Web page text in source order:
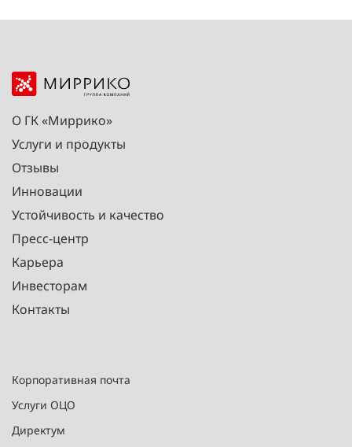
О ГК «Миррико»
Услуги и продукты
Отзывы
Инновации
Устойчивость и качество
Пресс-центр
Карьера
Инвесторам
Контакты
Корпоративная почта
Услуги ОЦО
Директум